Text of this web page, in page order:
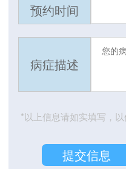
预约时间
病症描述
*以上信息请如实填写，